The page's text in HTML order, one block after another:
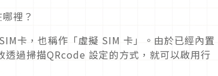
裡？
卡，也稱作「虛擬 SIM 卡」。由於已經內置
過掃描QRcode 設定的方式，就可以啟用行